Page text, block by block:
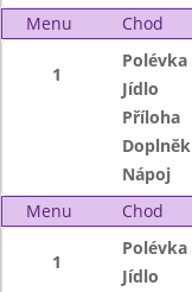
Menu
Chod
1
Polévka
Jídlo
Příloha
Doplněk
Nápoj
Menu
Chod
1
Polévka
Jídlo